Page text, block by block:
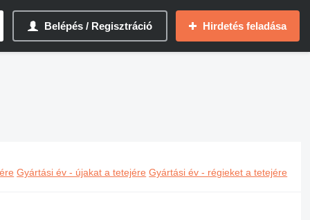
Belépés / Regisztráció Hirdetés feladása
Gyártási év - újakat a tetejére Gyártási év - régieket a tetejére